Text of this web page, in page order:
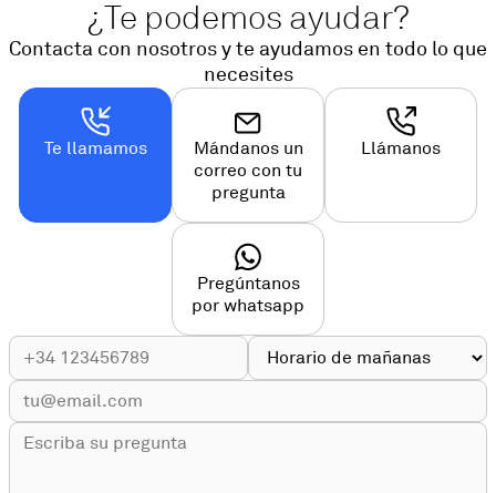
¿Te podemos ayudar?
Contacta con nosotros y te ayudamos en todo lo que
necesites
Te llamamos
Mándanos un
correo con tu
pregunta
Llámanos
Pregúntanos
por whatsapp